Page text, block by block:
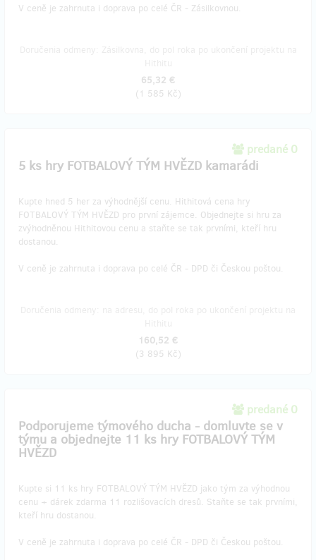
V ceně je zahrnuta i doprava po celé ČR - Zásilkovnou.
65,32 €
(1 585 Kč)
predané 0
5 ks hry FOTBALOVÝ TÝM HVĚZD kamarádi
Kupte hned 5 her za výhodnější cenu. Hithitová cena hry
FOTBALOVÝ TÝM HVĚZD pro první zájemce. Objednejte si hru za
zvýhodněnou Hithitovou cenu a staňte se tak prvními, kteří hru
dostanou.
V ceně je zahrnuta i doprava po celé ČR - DPD či Českou poštou.
160,52 €
(3 895 Kč)
predané 0
Podporujeme týmového ducha - domluvte se v
týmu a objednejte 11 ks hry FOTBALOVÝ TÝM
HVĚZD
Kupte si 11 ks hry FOTBALOVÝ TÝM HVĚZD jako tým za výhodnou
cenu + dárek zdarma 11 rozlišovacích dresů. Staňte se tak prvními,
kteří hru dostanou.
V ceně je zahrnuta i doprava po celé ČR - DPD či Českou poštou.